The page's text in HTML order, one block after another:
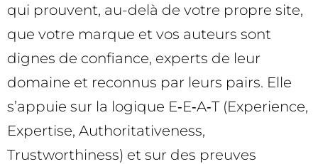
qui prouvent, au-delà de votre propre site,
que votre marque et vos auteurs sont
dignes de confiance, experts de leur
domaine et reconnus par leurs pairs. Elle
s’appuie sur la logique E‑E‑A‑T (Experience,
Expertise, Authoritativeness,
Trustworthiness) et sur des preuves